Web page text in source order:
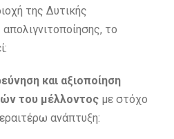
της Δυτικής
το
και αξιοποίηση
του μέλλοντος με στόχο
ανάπτυξη: